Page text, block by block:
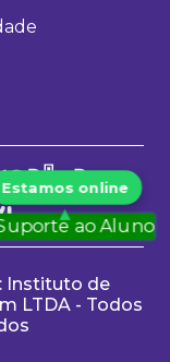
ao Aluno
Instituto de
LTDA - Todos